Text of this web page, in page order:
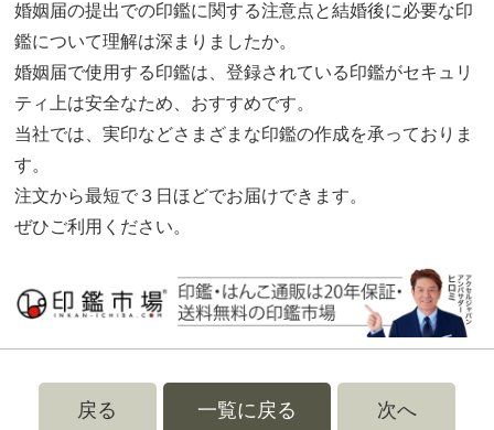
婚姻届の提出での印鑑に関する注意点と結婚後に必要な印
鑑について理解は深まりましたか。
婚姻届で使用する印鑑は、登録されている印鑑がセキュリ
ティ上は安全なため、おすすめです。
当社では、実印などさまざまな印鑑の作成を承っておりま
す。
注文から最短で３日ほどでお届けできます。
ぜひご利用ください。
戻る 一覧に戻る 次へ